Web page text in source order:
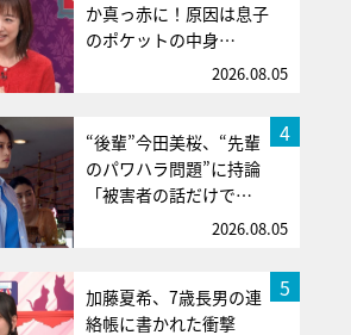
か真っ赤に！原因は息子
のポケットの中身…
2026.08.05
4
“後輩”今田美桜、“先輩
のパワハラ問題”に持論
「被害者の話だけで…
2026.08.05
5
加藤夏希、7歳長男の連
絡帳に書かれた衝撃